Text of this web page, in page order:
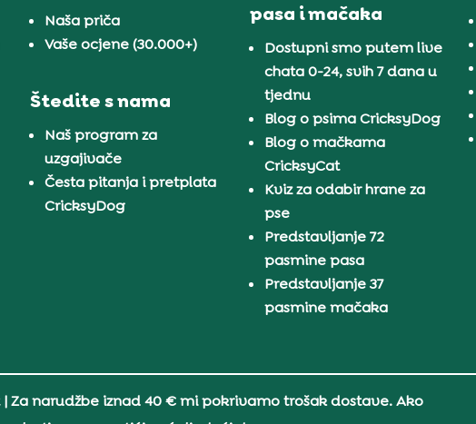
Naša priča
Vaše ocjene (30.000+)
Štedite s nama
Naš program za
uzgajivače
Česta pitanja i pretplata
CricksyDog
pasa i mačaka
Dostupni smo putem live
chata 0-24, svih 7 dana u
tjednu
Blog o psima CricksyDog
Blog o mačkama
CricksyCat
Kviz za odabir hrane za
pse
Predstavljanje 72
pasmine pasa
Predstavljanje 37
pasmine mačaka
| Za narudžbe iznad 40 € mi pokrivamo trošak dostave. Ako